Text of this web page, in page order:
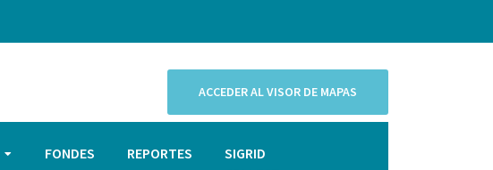
ACCEDER AL VISOR DE MAPAS
FONDES REPORTES
SIGRID